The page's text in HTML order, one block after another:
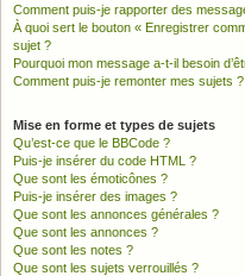
Comment puis-je rapporter des
À quoi sert le bouton « Enregistrer
sujet ?
Pourquoi mon message a-t-il besoin
Comment puis-je remonter mes sujets ?
Mise en forme et types de sujets
Qu’est-ce que le BBCode ?
Puis-je insérer du code HTML ?
Que sont les émoticônes ?
Puis-je insérer des images ?
Que sont les annonces générales ?
Que sont les annonces ?
Que sont les notes ?
Que sont les sujets verrouillés ?